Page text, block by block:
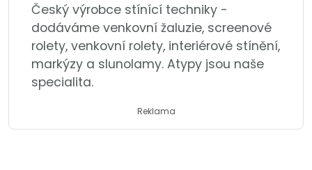
Český výrobce stínící techniky -
dodáváme venkovní žaluzie, screenové
rolety, venkovní rolety, interiérové stínění,
markýzy a slunolamy. Atypy jsou naše
specialita.
Reklama